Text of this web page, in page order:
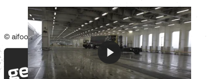
Play
© aifoon vzw -contact-disclaimer